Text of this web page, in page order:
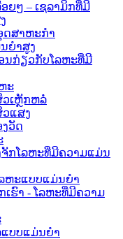
ຍໆ – ເຊລາມິກທີ່ມີ
ດສາຫະກຳ
ຍໍາສູງ
ນກ່ຽວກັບໂລຫະທີ່ມີ
ະ
ເຫຼັກຫລໍ່
ແສງ
ງວັດ
ຈັກໂລຫະທີ່ມີຄວາມແມ່ນ
ຫະແບບແມ່ນຍໍາ
ຮົາ - ໂລຫະທີ່ມີຄວາມ
ບບແມ່ນຍໍາ